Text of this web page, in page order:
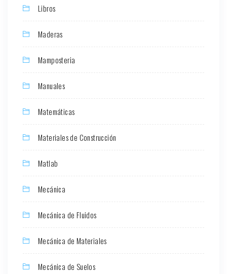
Libros
Maderas
Mamposteria
Manuales
Matemáticas
Materiales de Construcción
Matlab
Mecánica
Mecánica de Fluidos
Mecánica de Materiales
Mecánica de Suelos